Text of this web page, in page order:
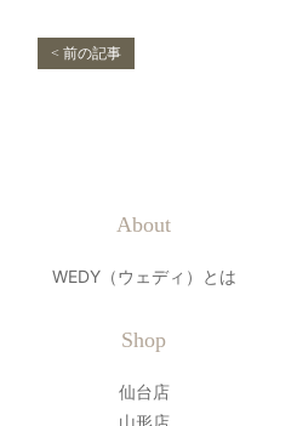
< 前の記事
About
WEDY（ウェディ）とは
Shop
仙台店
山形店